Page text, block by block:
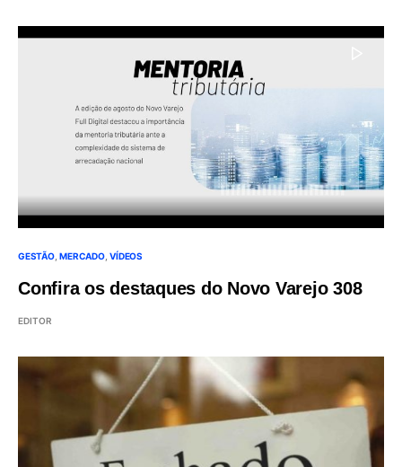
GESTÃO MERCADO VÍDEOS
Confira os destaques do Novo Varejo 308
EDITOR